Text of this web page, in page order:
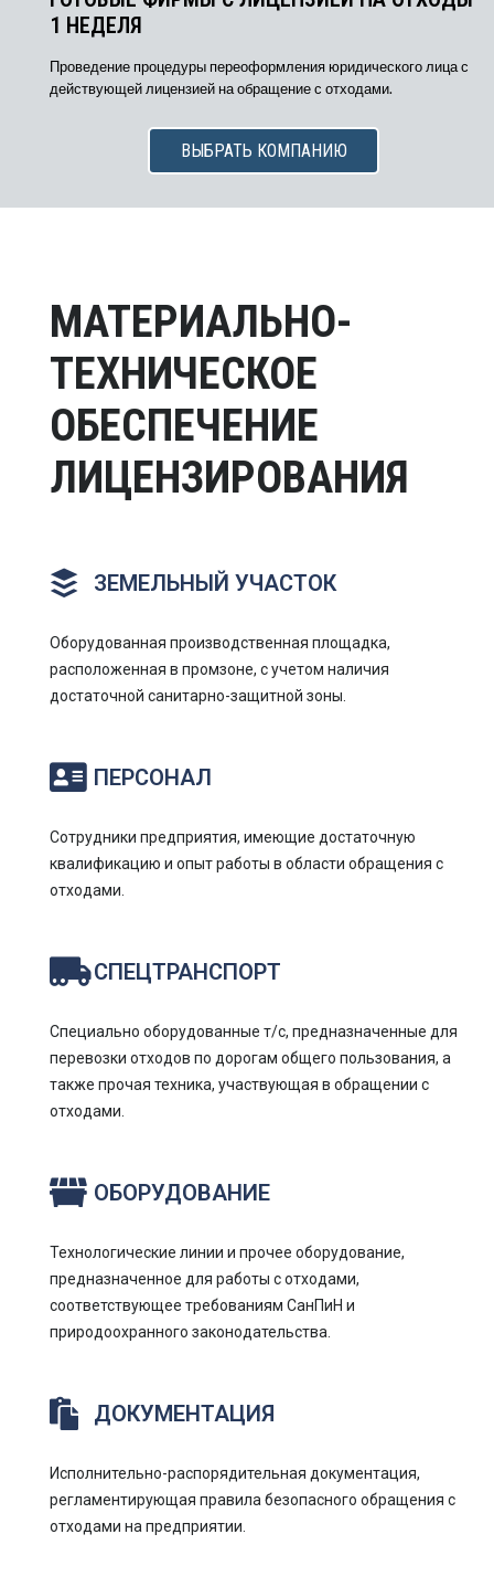
1 НЕДЕЛЯ
Проведение процедуры переоформления юридического лица с
действующей лицензией на обращение с отходами.
ВЫБРАТЬ КОМПАНИЮ
МАТЕРИАЛЬНО-
ТЕХНИЧЕСКОЕ
ОБЕСПЕЧЕНИЕ
ЛИЦЕНЗИРОВАНИЯ
ЗЕМЕЛЬНЫЙ УЧАСТОК
Оборудованная производственная площадка,
расположенная в промзоне, с учетом наличия
достаточной санитарно-защитной зоны.
ПЕРСОНАЛ
Сотрудники предприятия, имеющие достаточную
квалификацию и опыт работы в области обращения с
отходами.
СПЕЦТРАНСПОРТ
Специально оборудованные т/с, предназначенные для
перевозки отходов по дорогам общего пользования, а
также прочая техника, участвующая в обращении с
отходами.
ОБОРУДОВАНИЕ
Технологические линии и прочее оборудование,
предназначенное для работы с отходами,
соответствующее требованиям СанПиН и
природоохранного законодательства.
ДОКУМЕНТАЦИЯ
Исполнительно-распорядительная документация,
регламентирующая правила безопасного обращения с
отходами на предприятии.